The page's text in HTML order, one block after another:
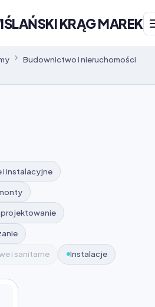
KRĄG MAREK
Budownictwo i nieruchomości
i instalacyjne
projektowanie
i sanitarne Instalacje